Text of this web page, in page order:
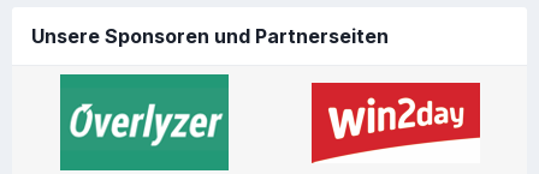
Unsere Sponsoren und Partnerseiten